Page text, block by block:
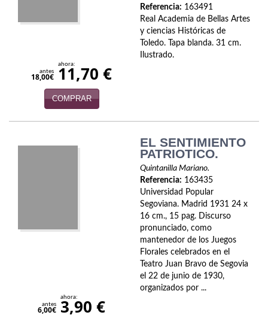
Referencia: 163491
Real Academia de Bellas Artes
y ciencias Históricas de
Toledo. Tapa blanda. 31 cm.
Ilustrado.
antes
18,00€
ahora:
11,70 €
COMPRAR
EL SENTIMIENTO
PATRIOTICO.
Quintanilla Mariano.
Referencia: 163435
Universidad Popular
Segoviana. Madrid 1931 24 x
16 cm., 15 pag. Discurso
pronunciado, como
mantenedor de los Juegos
Florales celebrados en el
Teatro Juan Bravo de Segovia
el 22 de junio de 1930,
organizados por ...
antes
6,00€
ahora:
3,90 €